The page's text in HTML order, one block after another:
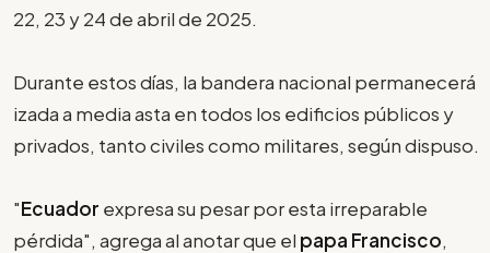
22, 23 y 24 de abril de 2025.
Durante estos días, la bandera nacional permanecerá
izada a media asta en todos los edificios públicos y
privados, tanto civiles como militares, según dispuso.
"Ecuador expresa su pesar por esta irreparable
pérdida", agrega al anotar que el papa Francisco,